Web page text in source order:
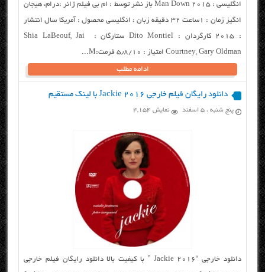
انگلیسی : Man Down 2015 باز نشر توسط : ام بی فیلم ژانر :درام، هیجان
انگیز زمان : ۱ساعت ۳۲ دقیقه زبان : انگلیسی محصول : آمریکا سال انتشار
: ۲۰۱۵ کارگردان : Dito Montiel ستارگان : Shia LaBeouf, Jai
Courtney, Gary Oldman امتیاز : ۵٫۸/۱۰ فرمت:M...
ادامه مطلب
دانلود رایگان فیلم خارجی Jackie 2016 با لینک مستقیم
پنج شنبه ، ۵ اسفند نمایش 4,154
دانلود خارجی “Jackie 2016 ” با کیفیت بالا دانلود رایگان فیلم خارجی